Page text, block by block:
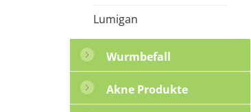
Lumigan
Wurmbefall
Akne Produkte